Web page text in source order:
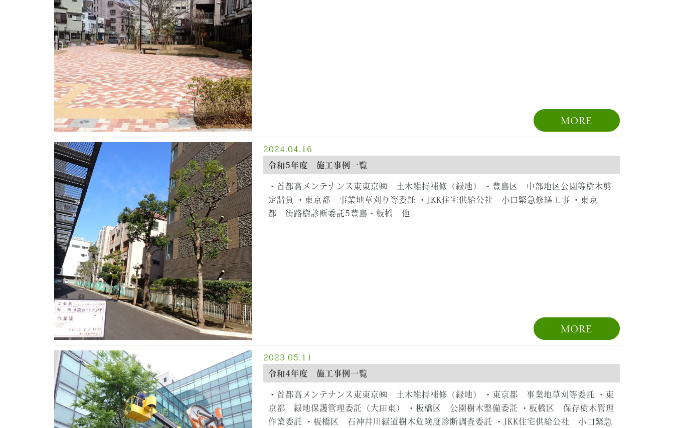
MORE
2024.04.16
令和5年度 施工事例一覧
・首都高メンテナンス東東京㈱ 土木維持補修（緑地） ・豊島区 中部地区公園等樹木剪
定請負 ・東京都 事業地草刈り等委託 ・JKK住宅供給公社 小口緊急修繕工事 ・東京
都 街路樹診断委託5豊島・板橋 他
MORE
2023.05.11
令和4年度 施工事例一覧
・首都高メンテナンス東東京㈱ 土木維持補修（緑地） ・東京都 事業地草刈等委託 ・東
京都 緑地保護管理委託（大田東） ・板橋区 公園樹木整備委託 ・板橋区 保存樹木管理
作業委託 ・板橋区 石神井川緑道樹木危険度診断調査委託 ・JKK住宅供給公社 小口緊急